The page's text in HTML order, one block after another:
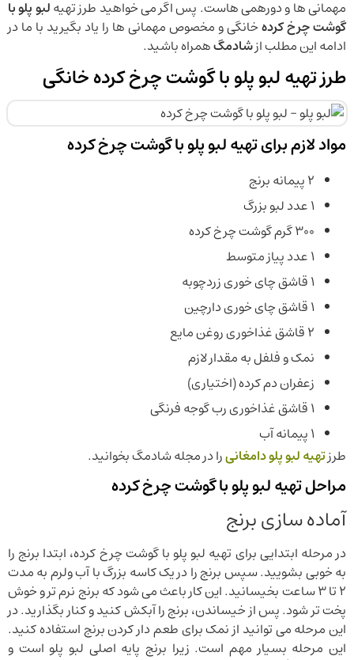
مهمانی ها و دورهمی هاست. پس اگر می خواهید طرز تهیهلبو پلو با
گوشت چرخ کردهخانگی و مخصوص مهمانی ها را یاد بگیرید با ما در
ادامه این مطلب ازشادمگهمراه باشید.
طرز تهیه لبو پلو با گوشت چرخ کرده خانگی
مواد لازم برای تهیه لبو پلو با گوشت چرخ کرده
۲ پیمانه برنج
۱ عدد لبو بزرگ
۳۰۰ گرم گوشت چرخ کرده
۱ عدد پیاز متوسط
۱ قاشق چای خوری زردچوبه
۱ قاشق چای خوری دارچین
۲ قاشق غذاخوری روغن مایع
نمک و فلفل به مقدار لازم
زعفران دم کرده (اختیاری)
۱ قاشق غذاخوری رب گوجه فرنگی
۱ پیمانه آب
طرزتهیه لبو پلو دامغانیرا در مجله شادمگ بخوانید.
مراحل تهیه لبو پلو با گوشت چرخ کرده
آماده سازی برنج
در مرحله ابتدایی برای تهیه لبو پلو با گوشت چرخ کرده، ابتدا برنج را
به خوبی بشویید. سپس برنج را در یک کاسه بزرگ با آب ولرم به مدت
۲ تا ۳ ساعت بخیسانید. این کار باعث می شود که برنج نرم تر و خوش
پخت تر شود. پس از خیساندن، برنج را آبکش کنید و کنار بگذارید. در
این مرحله می توانید از نمک برای طعم دار کردن برنج استفاده کنید.
این مرحله بسیار مهم است. زیرا برنج پایه اصلی لبو پلو است و